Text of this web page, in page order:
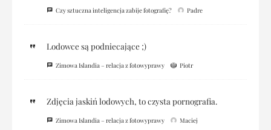
Czy sztuczna inteligencja zabije fotografię? Padre
Lodowce są podniecające ;)
Zimowa Islandia – relacja z fotowyprawy Piotr
Zdjęcia jaskiń lodowych, to czysta pornografia.
Zimowa Islandia – relacja z fotowyprawy Maciej